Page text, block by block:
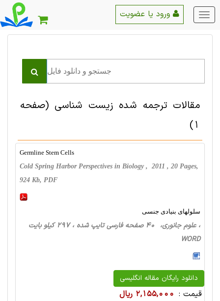
منو
اصلی
مقالات ترجمه شده زیست شناسی (صفحه
1)
Germline Stem Cells
Cold Spring Harbor Perspectives in Biology , 2011 , 20 Pages,
924 Kb, PDF
سلولهای بنیادی جنسی
، علوم جانوری، 40 صفحه فارسی تایپ شده ، 297 کیلو بایت
WORD
دانلود رایگان مقاله انگلیسی
قیمت : 2,155,000 ریال